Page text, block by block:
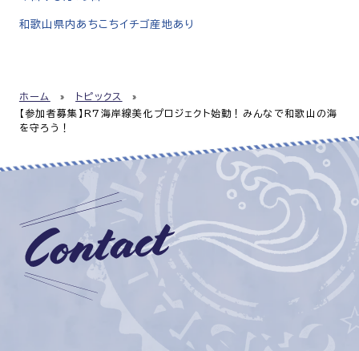
和歌山県内あちこちイチゴ産地あり
ホーム » トピックス
»
【参加者募集】R7海岸線美化プロジェクト始動！みんなで和歌山の海
を守ろう！